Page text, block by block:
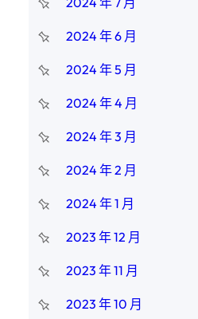
2024 年 6 月
2024 年 5 月
2024 年 4 月
2024 年 3 月
2024 年 2 月
2024 年 1 月
2023 年 12 月
2023 年 11 月
2023 年 10 月